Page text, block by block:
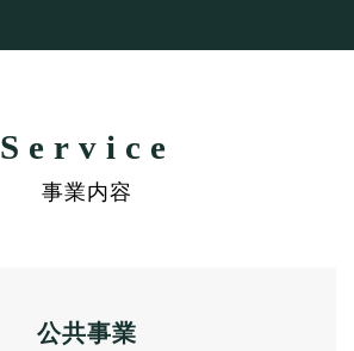
感謝
地域密着型の建設会社
Service
事業内容
公共事業